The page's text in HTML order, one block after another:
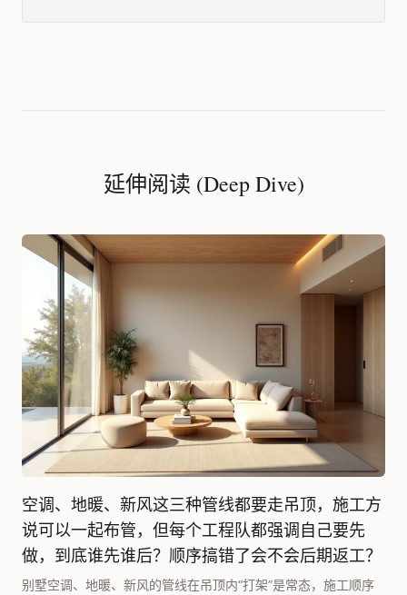
延伸阅读 (Deep Dive)
空调、地暖、新风这三种管线都要走吊顶，施工方
说可以一起布管，但每个工程队都强调自己要先
做，到底谁先谁后？顺序搞错了会不会后期返工？
别墅空调、地暖、新风的管线在吊顶内“打架”是常态，施工顺序